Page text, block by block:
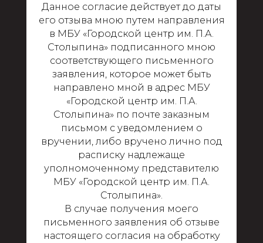
Данное согласие действует до даты
его отзыва мною путем направления
в МБУ «Городской центр им. П.А.
Столыпина» подписанного мною
соответствующего письменного
заявления, которое может быть
направлено мной в адрес МБУ
«Городской центр им. П.А.
Столыпина» по почте заказным
письмом с уведомлением о
вручении, либо вручено лично под
расписку надлежаще
уполномоченному представителю
МБУ «Городской центр им. П.А.
Столыпина».
В случае получения моего
письменного заявления об отзыве
настоящего согласия на обработку